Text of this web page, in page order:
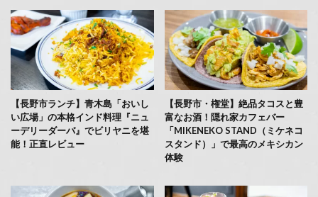
【長野市ランチ】青木島「おいし
い広場」の本格インド料理『ニュ
ーデリーダーバ』でビリヤニを堪
能！正直レビュー
【長野市・権堂】絶品タコスと豊
富なお酒！隠れ家カフェバー
「MIKENEKO STAND（ミケネコ
スタンド）」で最高のメキシカン
体験